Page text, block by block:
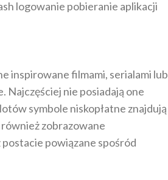
inspirowane filmami, serialami lub
Najczęściej nie posiadają one
symbole niskopłatne znajdują
zobrazowane
powiązane spośród